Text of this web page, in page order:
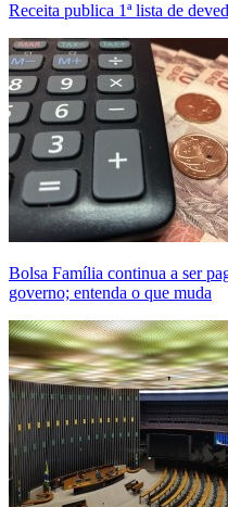
Receita publica 1ª lista de
Bolsa Família continua a ser
governo; entenda o que muda